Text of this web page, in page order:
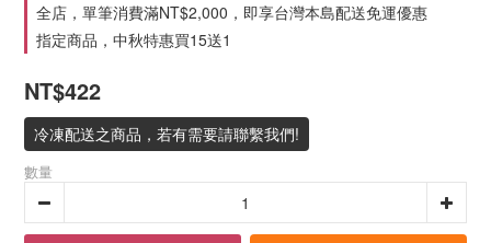
全店，單筆消費滿NT$2,000，即享台灣本島配送免運優惠
指定商品，中秋特惠買15送1
NT$422
冷凍配送之商品，若有需要請聯繫我們!
數量